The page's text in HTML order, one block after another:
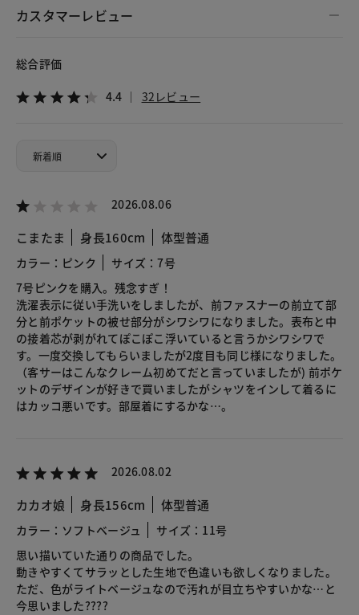
カスタマーレビュー
総合評価
4.4 32レビュー
2026.08.06
こまたま 身長160cm 体型普通
カラー：ピンク
サイズ：7号
7号ピンクを購入。残念すぎ！
洗濯表示に従い手洗いをしましたが、前ファスナーの前立て部
分と前ポケットの被せ部分がシワシワになりました。表布と中
の接着芯が剥がれてぽこぽこ浮いていると言うかシワシワで
す。一度交換してもらいましたが2度目も同じ様になりました。
（客サーはこんなクレーム初めてだと言っていましたが) 前ポケ
ットのデザインが好きで買いましたがシャツをインして着るに
はカッコ悪いです。部屋着にするかな…。
2026.08.02
カカオ娘 身長156cm 体型普通
カラー：ソフトベージュ
サイズ：11号
思い描いていた通りの商品でした。
動きやすくてサラッとした生地で色違いも欲しくなりました。
ただ、色がライトベージュなので汚れが目立ちやすいかな…と
今思いました????